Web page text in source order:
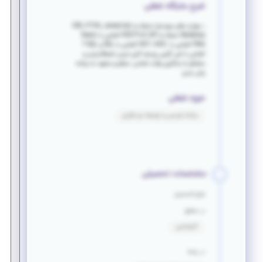
شرح جایگاه شغلی
• مهارت های موردنیاز تسلط به CSS, HTML, javascript,
PWA آشنایی با .NET, MVC آشنایی با SQL و T-SQL
حوزه شغلی
مشخصات تحصیلی